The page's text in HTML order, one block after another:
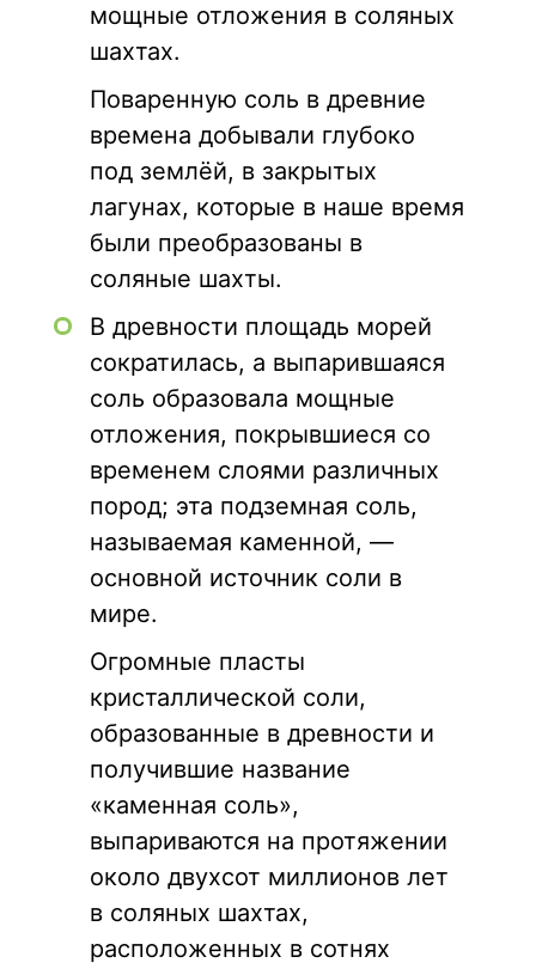
мощные отложения в соляных
шахтах.
Поваренную соль в древние
времена добывали глубоко
под землёй, в закрытых
лагунах, которые в наше время
были преобразованы в
соляные шахты.
В древности площадь морей
сократилась, а выпарившаяся
соль образовала мощные
отложения, покрывшиеся со
временем слоями различных
пород; эта подземная соль,
называемая каменной, —
основной источник соли в
мире.
Огромные пласты
кристаллической соли,
образованные в древности и
получившие название
«каменная соль»,
выпариваются на протяжении
около двухсот миллионов лет
в соляных шахтах,
расположенных в сотнях